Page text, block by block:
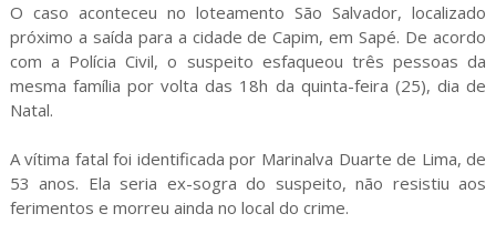
O caso aconteceu no loteamento São Salvador, localizado
próximo a saída para a cidade de Capim, em Sapé. De acordo
com a Polícia Civil, o suspeito esfaqueou três pessoas da
mesma família por volta das 18h da quinta-feira (25), dia de
Natal.
A vítima fatal foi identificada por Marinalva Duarte de Lima, de
53 anos. Ela seria ex-sogra do suspeito, não resistiu aos
ferimentos e morreu ainda no local do crime.